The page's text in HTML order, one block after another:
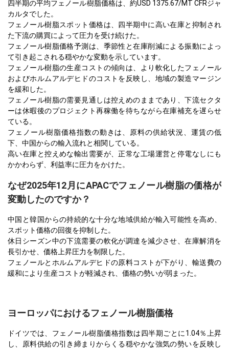
四半期の平均フェノール樹脂価格は、約USD 1375.67/MT CFRジャ
カルタでした。
フェノール樹脂スポット価格は、四半期中に高い在庫と抑制され
た下流の購買によって圧力を受け続けた。
フェノール樹脂価格予測は、季節性と在庫削減による振動によっ
て引き起こされる穏やかな変動を示しています。
フェノール樹脂の生産コストの傾向は、より軟化したフェノール
およびホルムアルデヒドのコストを反映し、地域の製造マージン
を緩和した。
フェノール樹脂の需要見通しは控えめのままであり、下流セクタ
ーは休暇後のプロジェクト再稼働を待ちながら在庫補充を遅らせ
ている。
フェノール樹脂価格指数の動きは、原料の供給状況、運賃の低
下、中国からの輸入流れと相関している。
高い在庫と控えめな輸出需要が、正常な工場運営と停電なしにも
かかわらず、利益率に圧力をかけた。
なぜ2025年12月にAPACでフェノール樹脂の価格が
変動したのですか？
中国と韓国からの持続的な十分な地域供給が輸入可能性を高め、
スポット価格の回復を抑制した。
休日シーズン中の下流需要の軟化が調達を減少させ、在庫解消を
長引かせ、価格上昇圧力を制限した。
フェノールとホルムアルデヒドの原料コストが下がり、輸送費の
緩和により生産コストが軽減され、価格の勢いが弱まった。
ヨーロッパにおけるフェノール樹脂価格
ドイツでは、フェノール樹脂価格指数は四半期ごとに1.04％上昇
し、原料供給の引き締まりからくる穏やかな強気の勢いを反映し